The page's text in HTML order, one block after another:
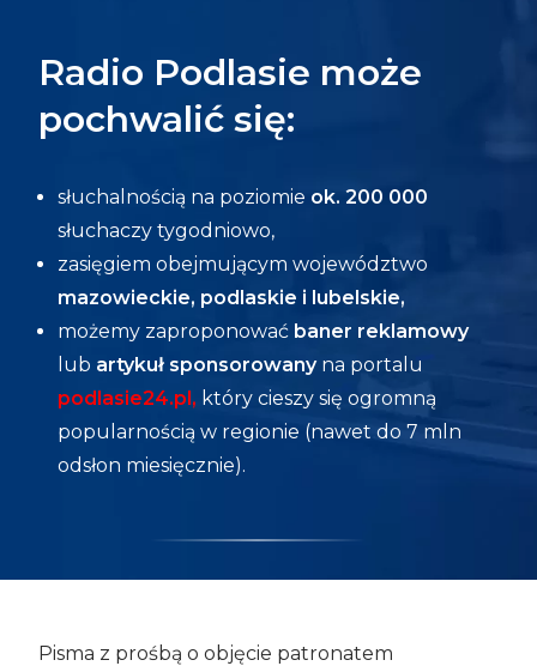
Radio Podlasie może
pochwalić się:
słuchalnością na poziomie ok. 200 000
słuchaczy tygodniowo,
zasięgiem obejmującym województwo
mazowieckie, podlaskie i lubelskie,
możemy zaproponować baner reklamowy
lub artykuł sponsorowanyna portalu
podlasie24.pl, który cieszy się ogromną
popularnością w regionie (nawet do 7 mln
odsłon miesięcznie).
Pisma z prośbą o objęcie patronatem